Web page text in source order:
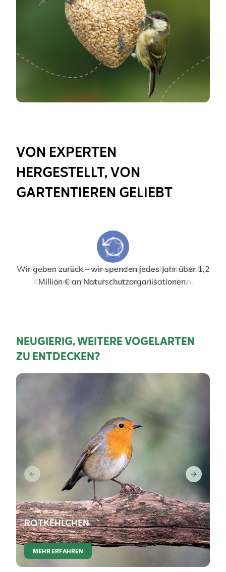
VON EXPERTEN
HERGESTELLT, VON
GARTENTIEREN GELIEBT
Wir geben zurück – wir spenden jedes Jahr über 1,2
Million € an Naturschutzorganisationen.
Wir sind beliebt – bewertet mit durchschnittlich
4,7/5 Sternen durch Kunden in 11 Ländern.
NEUGIERIG, WEITERE VOGELARTEN
ZU ENTDECKEN?
ROTKEHLCHEN
MEHR ERFAHREN